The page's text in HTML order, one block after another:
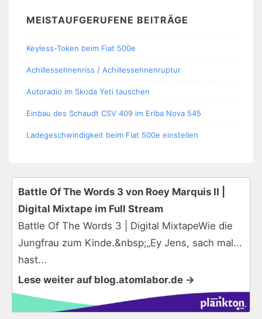
MEISTAUFGERUFENE BEITRÄGE
Keyless-Token beim Fiat 500e
Achillessehnenriss / Achillessehnenruptur
Autoradio im Skoda Yeti tauschen
Einbau des Schaudt CSV 409 im Eriba Nova 545
Ladegeschwindigkeit beim Fiat 500e einstellen
Battle Of The Words 3 von Roey Marquis II |
Digital Mixtape im Full Stream
Battle Of The Words 3 | Digital MixtapeWie die
Jungfrau zum Kinde.&nbsp;„Ey Jens, sach mal...
hast...
Lese weiter auf blog.atomlabor.de →